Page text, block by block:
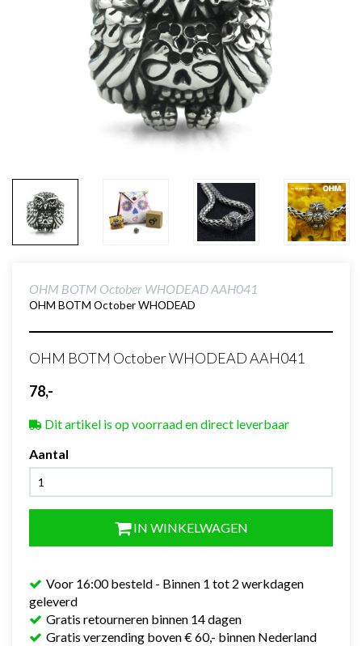
OHM BOTM October WHODEAD AAH041
OHM BOTM October WHODEAD
OHM BOTM October WHODEAD AAH041
78,-
Dit artikel is op voorraad en direct leverbaar
Aantal
IN WINKELWAGEN
Voor 16:00 besteld - Binnen 1 tot 2 werkdagen
geleverd
Gratis retourneren binnen 14 dagen
Gratis verzending boven € 60,- binnen Nederland